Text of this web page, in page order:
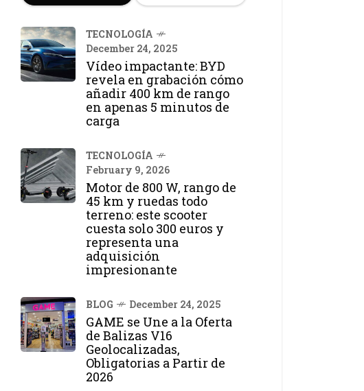
TECNOLOGÍA
December 24, 2025
Vídeo impactante: BYD
revela en grabación cómo
añadir 400 km de rango
en apenas 5 minutos de
carga
TECNOLOGÍA
February 9, 2026
Motor de 800 W, rango de
45 km y ruedas todo
terreno: este scooter
cuesta solo 300 euros y
representa una
adquisición
impresionante
BLOG December 24, 2025
GAME se Une a la Oferta
de Balizas V16
Geolocalizadas,
Obligatorias a Partir de
2026